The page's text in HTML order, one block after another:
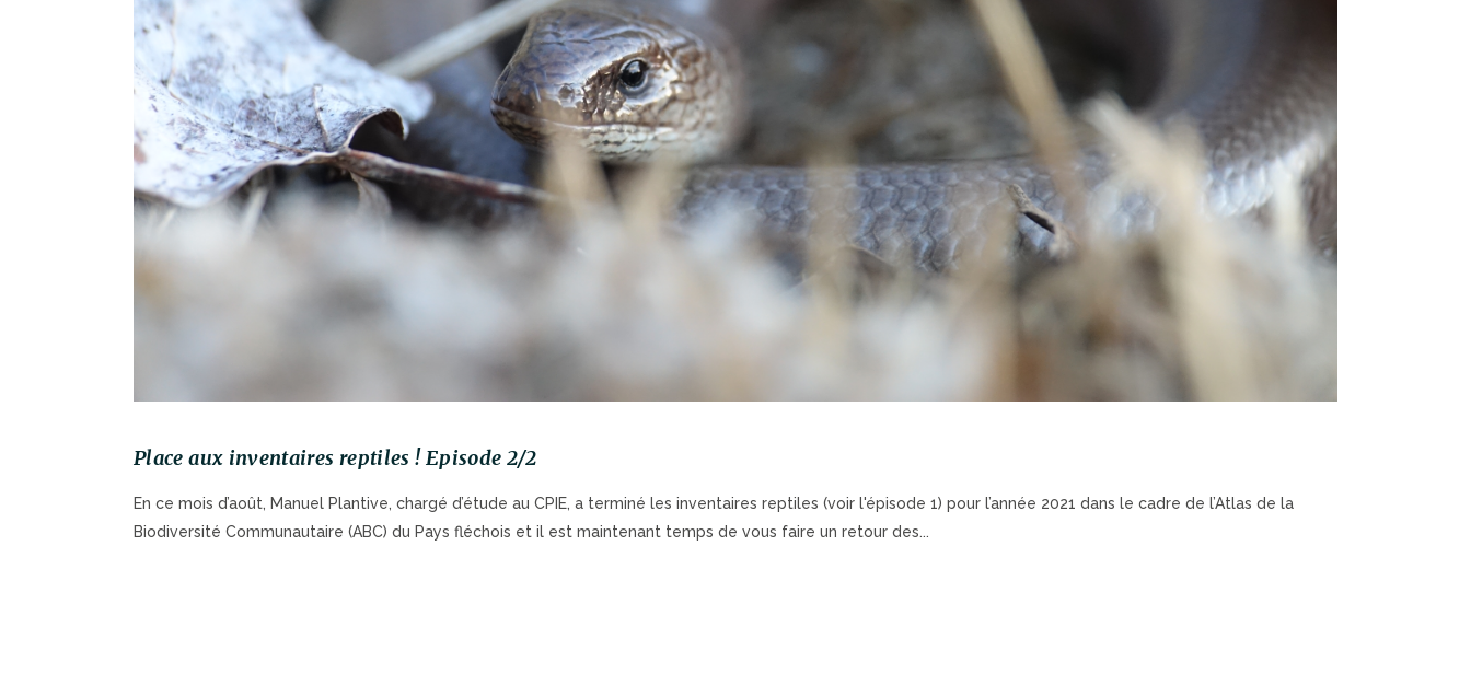
Place aux inventaires reptiles ! Episode 2/2
En ce mois d’août, Manuel Plantive, chargé d’étude au CPIE, a terminé les inventaires reptiles (voir l'épisode 1) pour l’année 2021 dans le cadre de l’Atlas de la
Biodiversité Communautaire (ABC) du Pays fléchois et il est maintenant temps de vous faire un retour des...